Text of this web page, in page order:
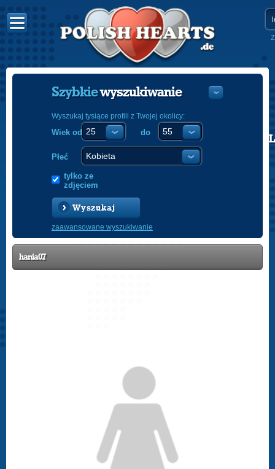
POLISH
Szybkiewyszukiwanie
Wyszukaj tysiące profili z Twojej okolicy:
Wiek od do
Płeć
tylko ze
zdjęciem
Wyszukaj
zaawansowane wyszukiwanie
hania07